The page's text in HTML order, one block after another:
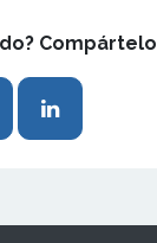
Compártelo